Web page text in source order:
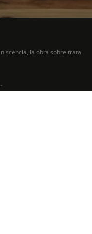
la obra sobre trata